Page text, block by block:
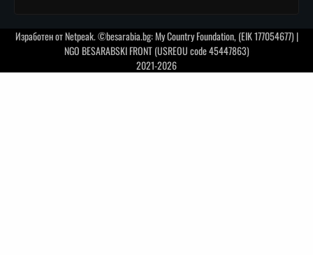
Изработен отNetpeak. ©besarabia.bg: My Country Foundation, (EIK 177054677) |
NGO BESARABSKI FRONT (USREOU code 45447863)
2021-2026